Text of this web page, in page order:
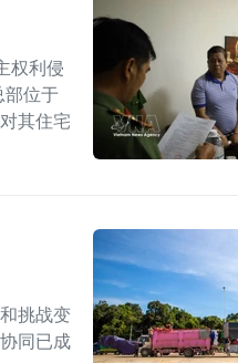
权利侵
部位于
其住宅
挑战变
同已成